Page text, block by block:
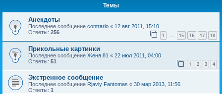
Темы
Анекдоты
Последнее сообщение contrario « 12 авг 2011, 15:10
Ответы: 256 1 … 15 16 17 18
Прикольные картинки
Последнее сообщение Женя.81 « 22 июл 2011, 04:00
Ответы: 51 1 2 3 4
Экстренное сообщение
Последнее сообщение Rjaviy Fantomas « 30 мар 2013, 11:56
Ответы: 1